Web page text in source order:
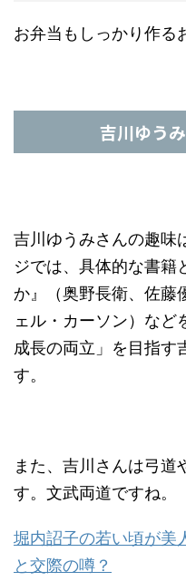
お弁当もしっかり作る
吉川ゆう
吉川ゆうみさんの趣味
ジでは、具体的な書籍
か』（奥野長衛、佐藤
ェル・カーソン）など
成長の両立」を目指す
す。
また、吉川さんは弓道
す。文武両道ですね。
堀内詔子の若い頃が美
と交際の噂？